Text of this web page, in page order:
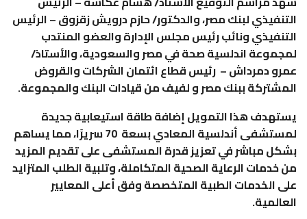
التنفيذي لبنك مصر، والدكتور/ حازم درويش زقزوق – الرئيس
التنفيذي ونائب رئيس مجلس الإدارة والعضو المنتدب
لمجموعة اندلسية صحة في مصر والسعودية، والأستاذ/
عمرو دمرداش – رئيس قطاع ائتمان الشركات والقروض
المشتركة ببنك مصر و لفيف من قيادات البنك والمجموعة.
يستهدف هذا التمويل إضافة طاقة استيعابية جديدة
لمستشفى أندلسية المعادي بسعة 70 سريرًا، مما يساهم
بشكل مباشر في تعزيز قدرة المستشفى على تقديم المزيد
من خدمات الرعاية الصحية المتكاملة، وتلبية الطلب المتزايد
على الخدمات الطبية المتخصصة وفق أعلى المعايير
العالمية.